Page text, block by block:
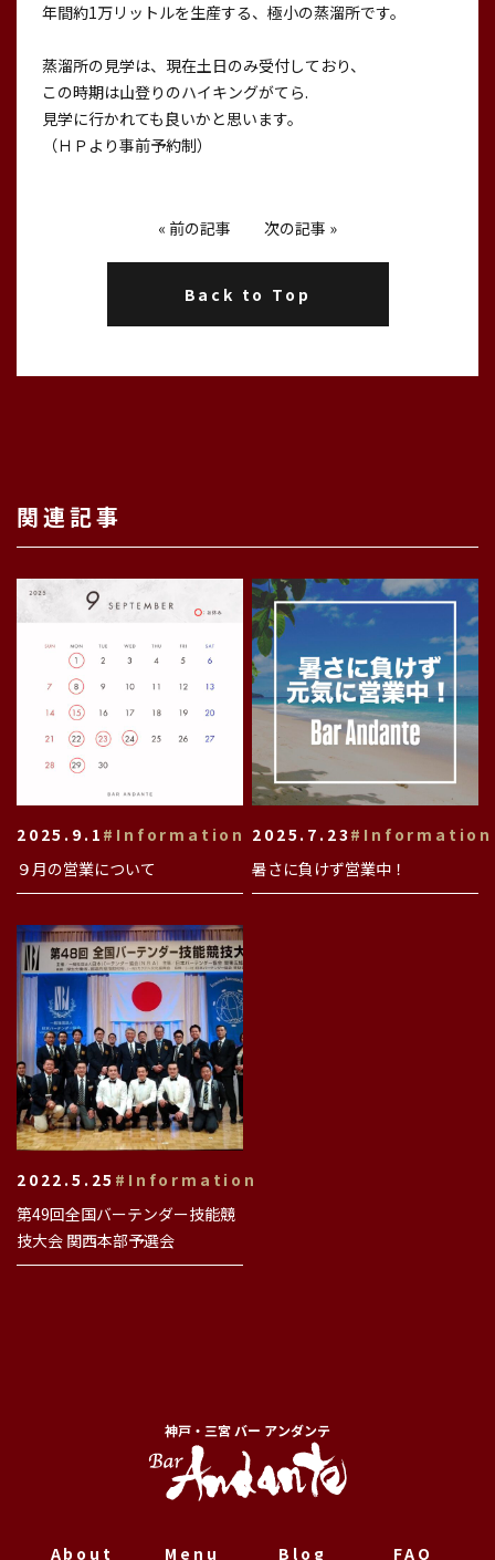
年間約1万リットルを生産する、極小の蒸溜所です。
蒸溜所の見学は、現在土日のみ受付しており、
この時期は山登りのハイキングがてら.
見学に行かれても良いかと思います。
（ＨＰより事前予約制）
« 前の記事 次の記事 »
Back to Top
関連記事
2025.9.1 #Information
９月の営業について
2025.7.23 #Information
暑さに負けず営業中！
2022.5.25 #Information
第49回全国バーテンダー技能競
技大会 関西本部予選会
神戸・三宮 バー アンダンテ
About Menu Blog FAQ